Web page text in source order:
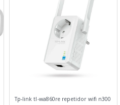
Tp-link tl-wa860re repetidor wifi n300